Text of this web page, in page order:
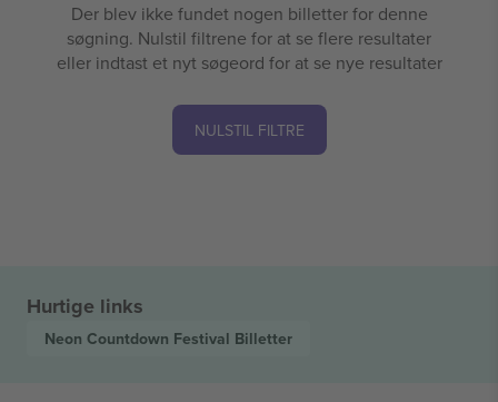
Der blev ikke fundet nogen billetter for denne
søgning. Nulstil filtrene for at se flere resultater
eller indtast et nyt søgeord for at se nye resultater
NULSTIL FILTRE
Hurtige links
Neon Countdown Festival Billetter